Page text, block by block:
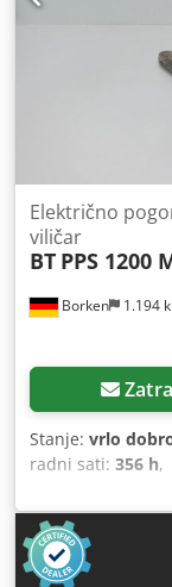
Borken 1.194
Električno
viličar
BT PPS 1200
Stanje: vrlo
radni sati: 356 h,